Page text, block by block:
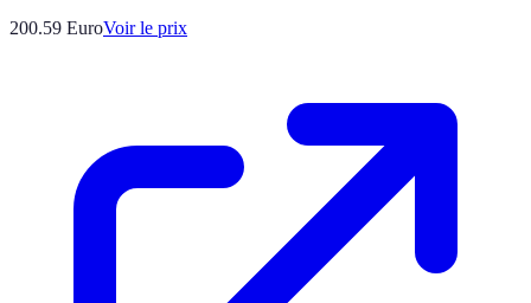
200.59 EuroVoir le prix